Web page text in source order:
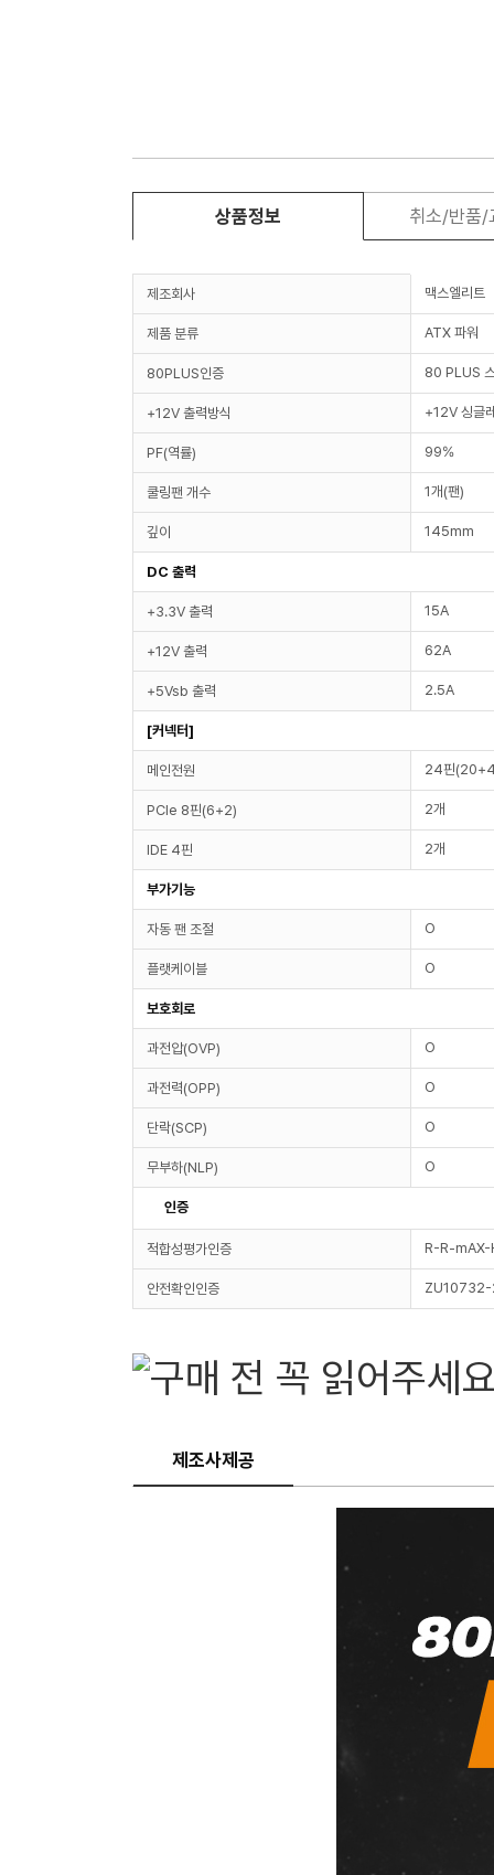
상품정보 취소/반품/
제조회사 맥스엘리트
제품 분류 ATX 파워
80PLUS인증 80 PLUS
+12V 출력방식 +12V 싱글
PF(역률) 99%
쿨링팬 개수 1개(팬)
깊이 145mm
DC 출력
+3.3V 출력 15A
+12V 출력 62A
+5Vsb 출력 2.5A
[커넥터]
메인전원 24핀
PCIe 8핀(6+2) 2개
IDE 4핀 2개
부가기능
자동 팬 조절 O
플랫케이블 O
보호회로
과전압(OVP) O
과전력(OPP) O
단락(SCP) O
무부하(NLP) O
인증
적합성평가인증 R-R-
안전확인인증
제조사제공